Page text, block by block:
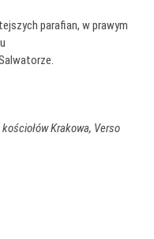
parafian, w prawym
Krakowa, Verso